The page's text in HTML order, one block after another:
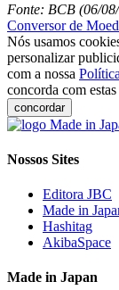
Fonte: BCB (06/
Conversor de
Nós usamos
personalizar
com a nossa
concorda com
concordar
Nossos Sites
Editora JBC
Made in
Hashitag
AkibaSpace
Made in Japan